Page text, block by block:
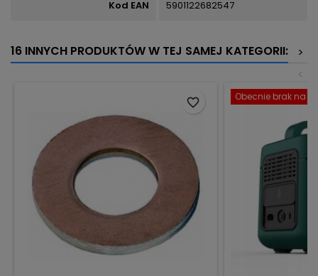
Kod EAN 5901122682547
16 INNYCH PRODUKTÓW W TEJ SAMEJ KATEGORII:
>
<
favorite_border Obecnie brak na